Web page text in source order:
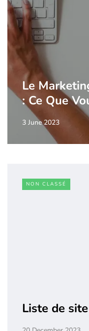
Le
: Ce Que
3 June 2023
NON CLASSÉ
Liste de site